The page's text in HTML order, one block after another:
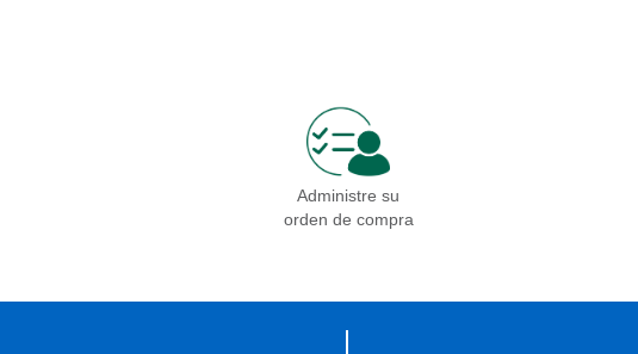
Administre su
orden de compra